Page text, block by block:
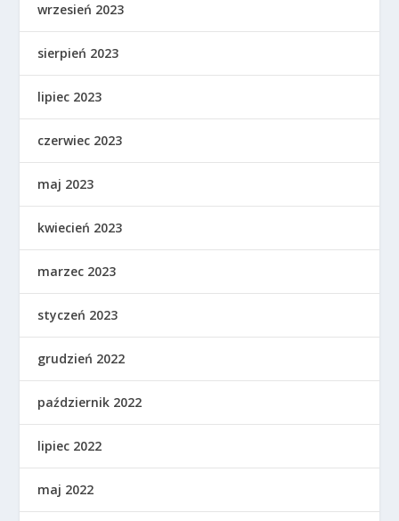
wrzesień 2023
sierpień 2023
lipiec 2023
czerwiec 2023
maj 2023
kwiecień 2023
marzec 2023
styczeń 2023
grudzień 2022
październik 2022
lipiec 2022
maj 2022